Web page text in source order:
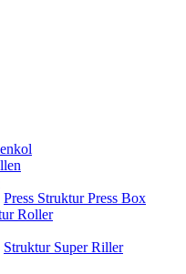
Press Struktur Press Box
Roller
Struktur Super Riller